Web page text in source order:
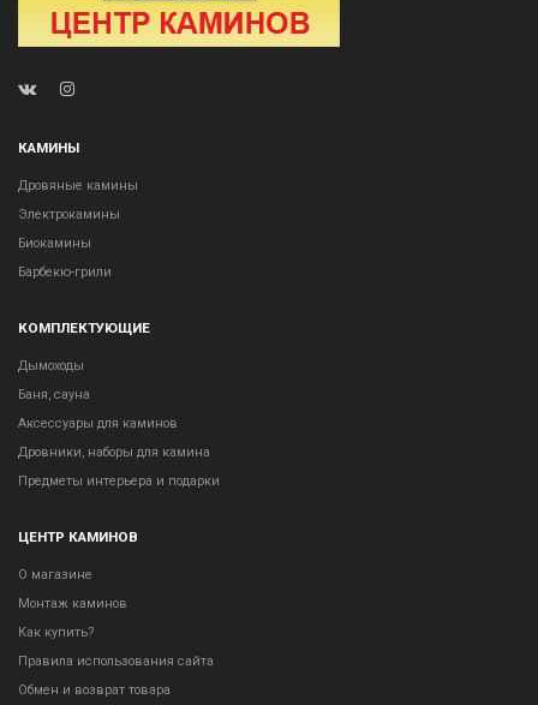
КАМИНЫ
Дровяные камины
Электрокамины
Биокамины
Барбекю-грили
КОМПЛЕКТУЮЩИЕ
Дымоходы
Баня, сауна
Аксессуары для каминов
Дровники, наборы для камина
Предметы интерьера и подарки
ЦЕНТР КАМИНОВ
О магазине
Монтаж каминов
Как купить?
Правила использования сайта
Обмен и возврат товара